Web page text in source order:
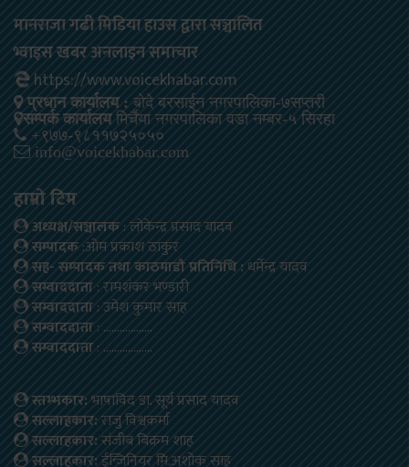
मानराजा गढी मिडिया हाउस द्वारा सञ्चालित
भ्वाइस खबर अनलाइन समाचार
https://www.voicekhabar.com
प्रधान कार्यालय : बोदे बरसाईन नगरपालिका-७सप्तरी
सम्पर्क कार्यालयमिर्चैया नगरपालिका वडा नम्बर-५ सिरहा
+९७७-९८११७२५०५०
info@voicekhabar.com
हाम्रो टिम
अध्यक्ष/सञ्चालक: लोकेन्द्र प्रसाद यादव
सम्पादक:ओम प्रकाश ठाकुर
सह- सम्पादक तथा काठमाडौ प्रतिनिधि : धर्मेन्द्र यादव
सम्वाददाता: रामशंकर भण्डारी
सम्वाददाता: उमेश कुमार साह
सम्वाददाता: ………………
सम्वाददाता: ………………
स्तम्भकार:भाषाविद डा. सूर्य प्रसाद यादव
सल्लाहकार:राजु विश्वकर्मा
सल्लाहकार:संजीब बिक्रम शाह
सल्लाहकार:ईन्जिनियर मि.अशोक साह